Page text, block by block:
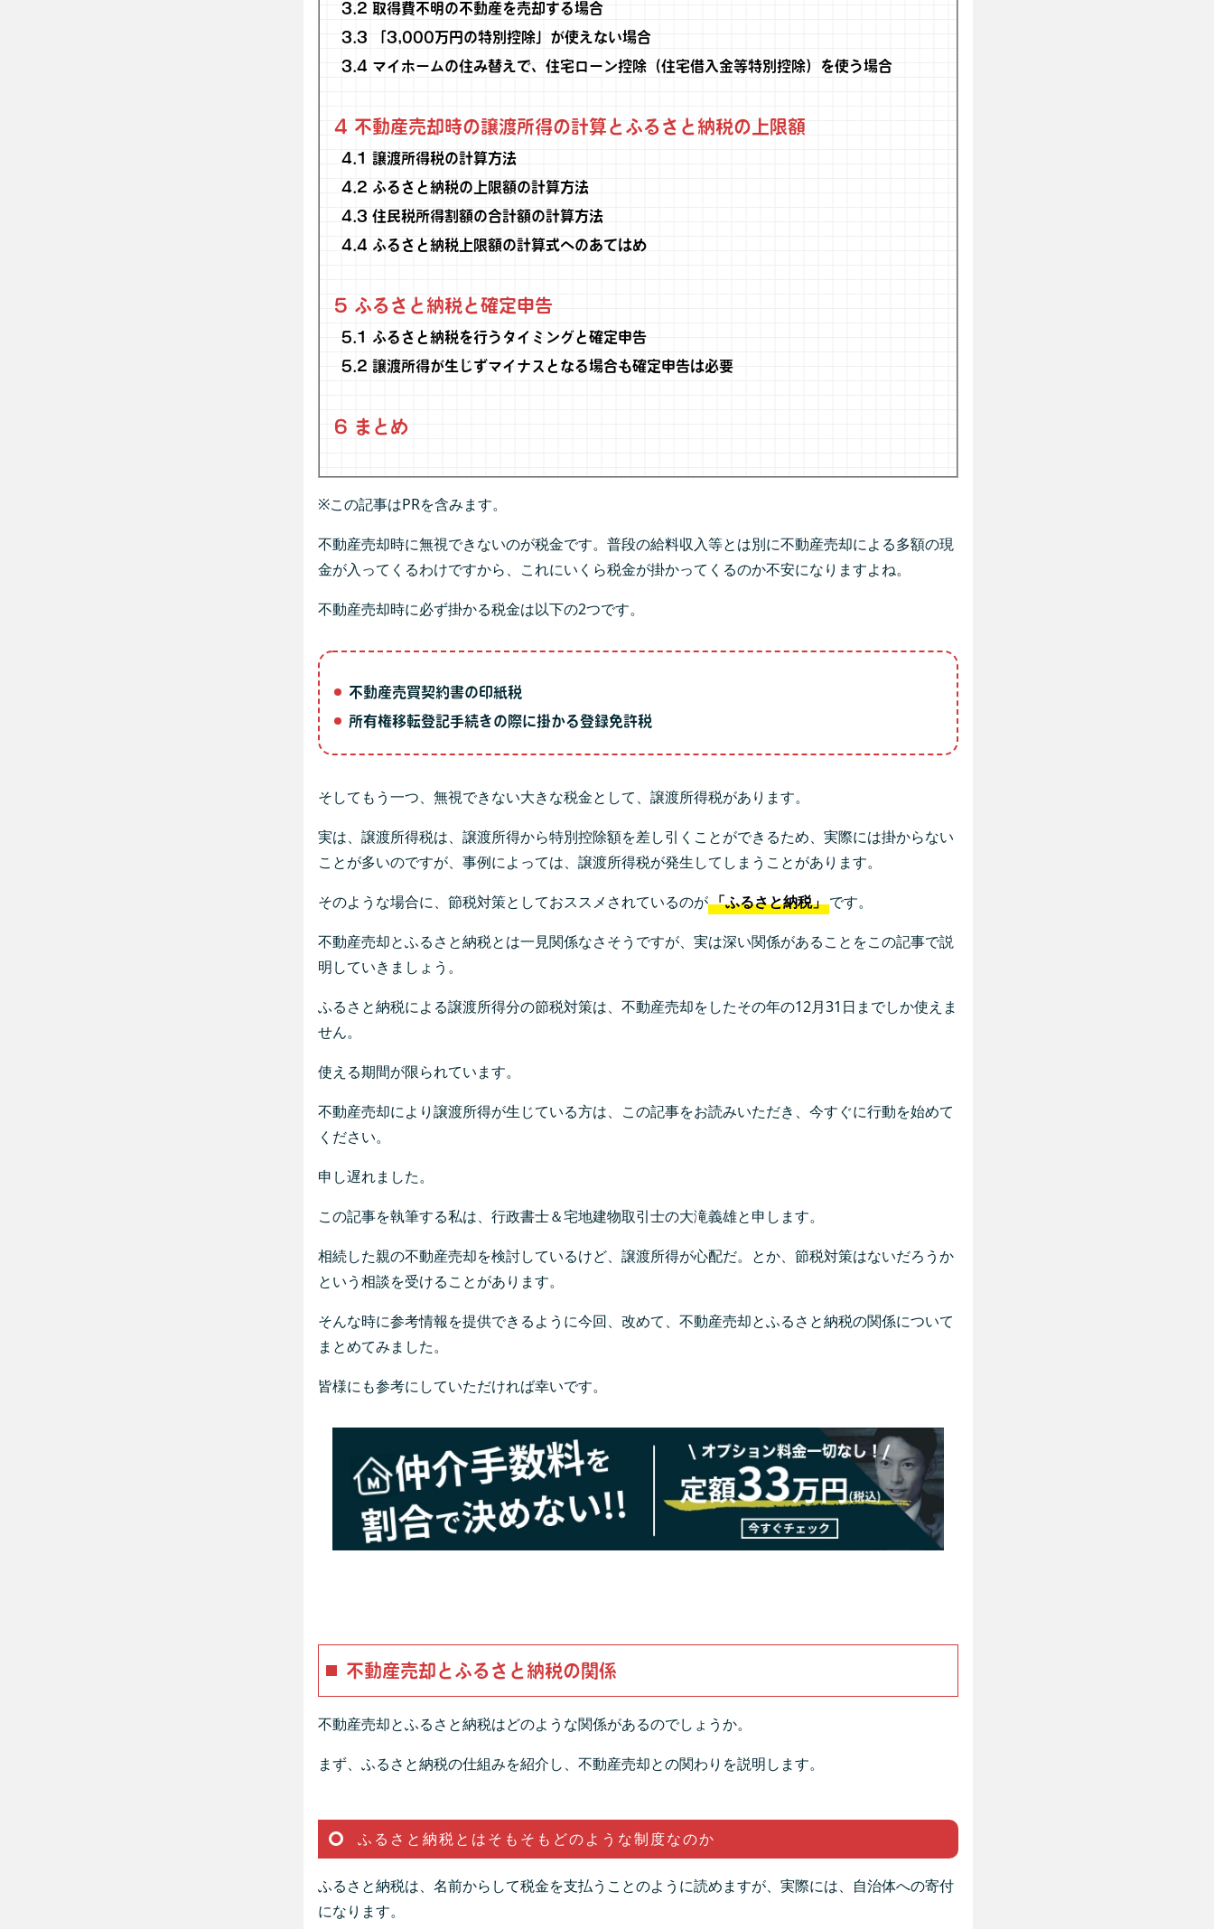
3.2 取得費不明の不動産を売却する場合
3.3 「3,000万円の特別控除」が使えない場合
3.4 マイホームの住み替えで、住宅ローン控除（住宅借入金等特別控除）を使う場合
4 不動産売却時の譲渡所得の計算とふるさと納税の上限額
4.1
譲渡所得税の計算方法
4.2 ふるさと納税の上限額の計算方法
4.3 住民税所得割額の合計額の計算方法
4.4 ふるさと納税上限額の計算式へのあてはめ
5 ふるさと納税と確定申告
5.1
ふるさと納税を行うタイミングと確定申告
5.2 譲渡所得が生じずマイナスとなる場合も確定申告は必要
6 まとめ
※この記事はPRを含みます。
不動産売却時に無視できないのが税金です。普段の給料収入等とは別に不動産売却による多額の現
金が入ってくるわけですから、これにいくら税金が掛かってくるのか不安になりますよね。
不動産売却時に必ず掛かる税金は以下の2つです。
不動産売買契約書の印紙税
所有権移転登記手続きの際に掛かる登録免許税
そしてもう一つ、無視できない大きな税金として、譲渡所得税があります。
実は、譲渡所得税は、譲渡所得から特別控除額を差し引くことができるため、実際には掛からない
ことが多いのですが、事例によっては、譲渡所得税が発生してしまうことがあります。
そのような場合に、節税対策としておススメされているのが「ふるさと納税」です。
不動産売却とふるさと納税とは一見関係なさそうですが、実は深い関係があることをこの記事で説
明していきましょう。
ふるさと納税による譲渡所得分の節税対策は、不動産売却をしたその年の12月31日までしか使えま
せん。
使える期間が限られています。
不動産売却により譲渡所得が生じている方は、この記事をお読みいただき、今すぐに行動を始めて
ください。
申し遅れました。
この記事を執筆する私は、行政書士＆宅地建物取引士の大滝義雄と申します。
相続した親の不動産売却を検討しているけど、譲渡所得が心配だ。とか、節税対策はないだろうか
という相談を受けることがあります。
そんな時に参考情報を提供できるように今回、改めて、不動産売却とふるさと納税の関係について
まとめてみました。
皆様にも参考にしていただければ幸いです。
不動産売却とふるさと納税の関係
不動産売却とふるさと納税はどのような関係があるのでしょうか。
まず、ふるさと納税の仕組みを紹介し、不動産売却との関わりを説明します。
ふるさと納税とはそもそもどのような制度なのか
ふるさと納税は、名前からして税金を支払うことのように読めますが、実際には、自治体への寄付
になります。